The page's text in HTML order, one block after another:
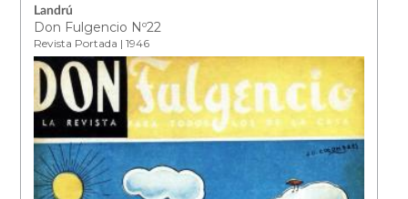
Landrú
Don Fulgencio Nº22
Revista Portada | 1946